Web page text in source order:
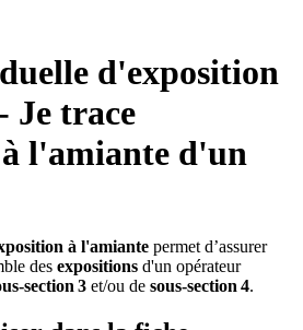
d'exposition
Je trace
l'amiante d'un
à l'amiante permet d’assurer
des expositions d'un opérateur
section 3 et/ou de sous-section 4.